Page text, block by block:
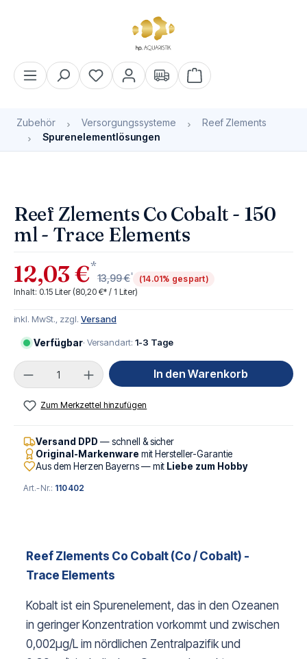
Warenkorb enthält 0
Zubehör Versorgungssysteme
Reef Zlements
Spurenelementlösungen
Reef Zlements Co Cobalt - 150
ml - Trace Elements
12,03 €*
13,99 €*
(14.01% gespart)
Inhalt: 0.15 Liter (80,20 €* / 1 Liter)
inkl. MwSt., zzgl. Versand
Verfügbar· Versandart: 1-3 Tage
Produkt Anzahl: Gib den gewünschten Wert
In den Warenkorb
Zum Merkzettel hinzufügen
Versand DPD — schnell & sicher
Original-Markenware mit Hersteller-Garantie
Aus dem Herzen Bayerns — mit Liebe zum Hobby
Art.-Nr.: 110402
Reef Zlements Co Cobalt (Co / Cobalt) -
Trace Elements
Kobalt ist ein Spurenelement, das in den Ozeanen
in geringer Konzentration vorkommt und zwischen
0,002µg/L im nördlichen Zentralpazifik und